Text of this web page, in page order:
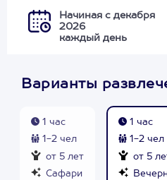
Начиная с декабря
2026
каждый день
Варианты
1 час
1-2 чел
от 5 лет
Сафари
1 час
1-2 чел
от 5